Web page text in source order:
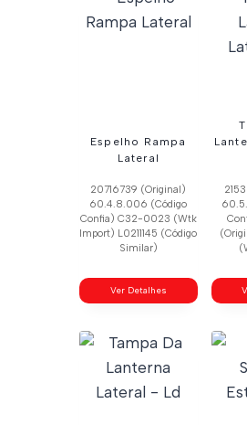
Espelho Rampa
Lateral
20716739 (Original)
60.4.8.006 (Código
Confia) C32-0023 (Wtk
Import) L0211145 (Código
Similar)
Ver Detalhes